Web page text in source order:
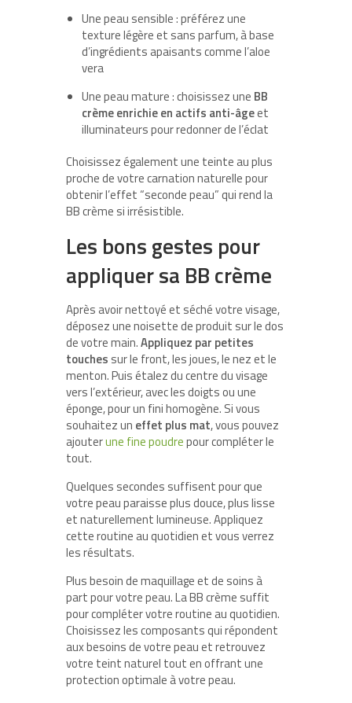
Une peau sensible : préférez une
texture légère et sans parfum, à base
d’ingrédients apaisants comme l’aloe
vera
Une peau mature : choisissez une BB
crème enrichie en actifs anti-âgeet
illuminateurs pour redonner de l’éclat
Choisissez également une teinte au plus
proche de votre carnation naturelle pour
obtenir l’effet “seconde peau” qui rend la
BB crème si irrésistible.
Les bons gestes pour
appliquer sa BB crème
Après avoir nettoyé et séché votre visage,
déposez une noisette de produit sur le dos
de votre main.Appliquez par petites
touches sur le front, les joues, le nez et le
menton. Puis étalez du centre du visage
vers l’extérieur, avec les doigts ou une
éponge, pour un fini homogène. Si vous
souhaitez un effet plus mat, vous pouvez
ajouterune fine poudrepour compléter le
tout.
Quelques secondes suffisent pour que
votre peau paraisse plus douce, plus lisse
et naturellement lumineuse. Appliquez
cette routine au quotidien et vous verrez
les résultats.
Plus besoin de maquillage et de soins à
part pour votre peau. La BB crème suffit
pour compléter votre routine au quotidien.
Choisissez les composants qui répondent
aux besoins de votre peau et retrouvez
votre teint naturel tout en offrant une
protection optimale à votre peau.